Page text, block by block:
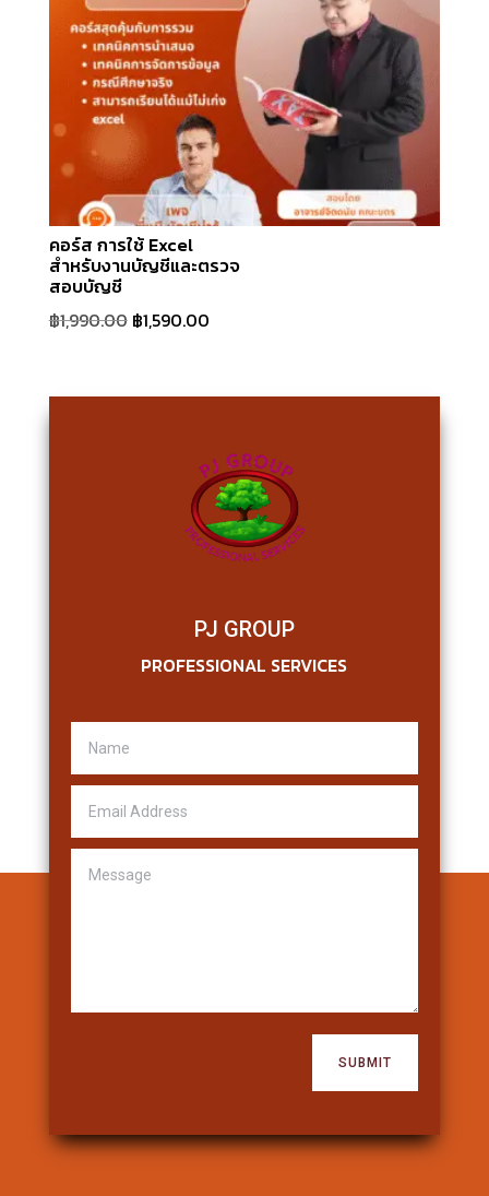
คอร์ส การใช้ Excel
สำหรับงานบัญชีและตรวจ
สอบบัญชี
฿1,990.00 Original
฿1,990.00.
฿1,590.00Current
฿1,590.00.
PJ GROUP
PROFESSIONAL SERVICES
SUBMIT